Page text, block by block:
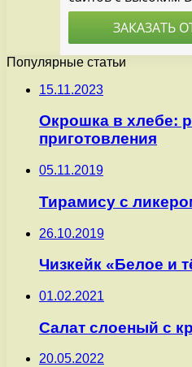
Популярные статьи
15.11.2023
Окрошка в хлебе:
приготовления
05.11.2019
Тирамису с
26.10.2019
Чизкейк «Белое и
01.02.2021
Салат слоеный с
20.05.2022